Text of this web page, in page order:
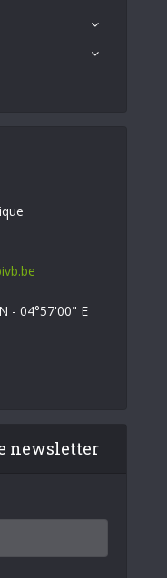
- 04°57'00" E
newsletter